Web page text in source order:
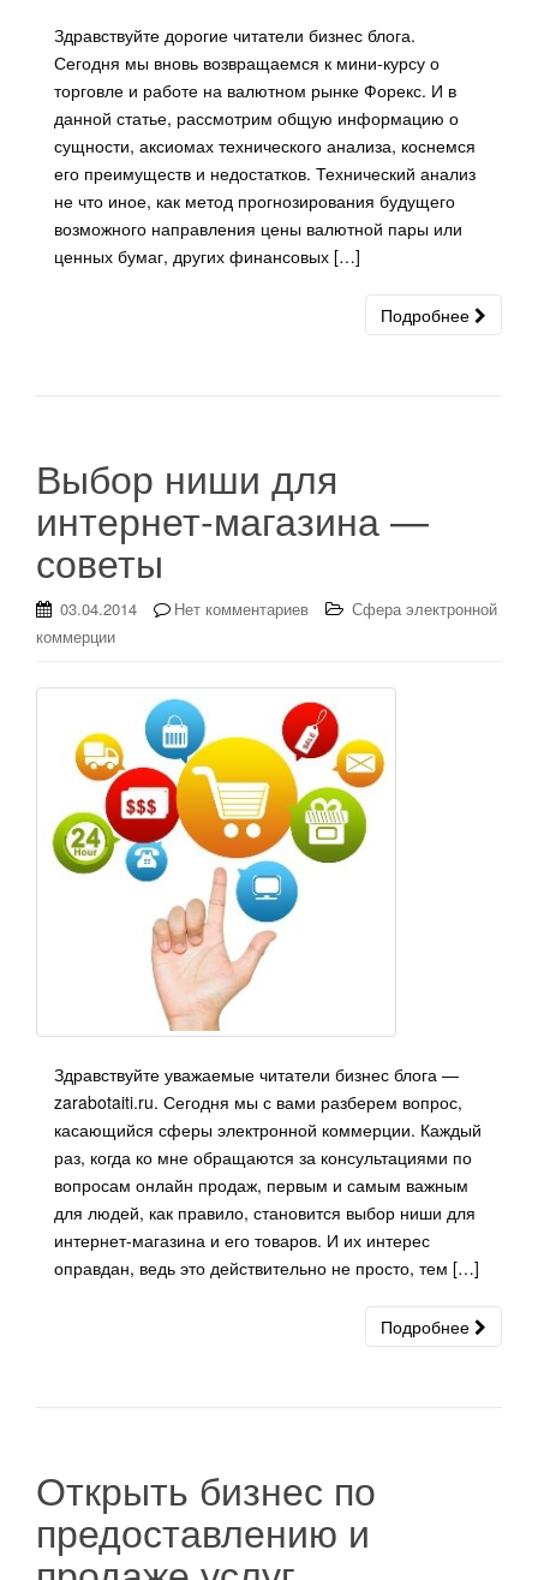
Здравствуйте дорогие читатели бизнес блога.
Сегодня мы вновь возвращаемся к мини-курсу о
торговле и работе на валютном рынке Форекс. И в
данной статье, рассмотрим общую информацию о
сущности, аксиомах технического анализа, коснемся
его преимуществ и недостатков. Технический анализ
не что иное, как метод прогнозирования будущего
возможного направления цены валютной пары или
ценных бумаг, других финансовых […]
Подробнее
Выбор ниши для
интернет-магазина —
советы
03.04.2014 Нет комментариев
Сфера электронной
коммерции
Здравствуйте уважаемые читатели бизнес блога —
zarabotaiti.ru. Сегодня мы с вами разберем вопрос,
касающийся сферы электронной коммерции. Каждый
раз, когда ко мне обращаются за консультациями по
вопросам онлайн продаж, первым и самым важным
для людей, как правило, становится выбор ниши для
интернет-магазина и его товаров. И их интерес
оправдан, ведь это действительно не просто, тем […]
Подробнее
Открыть бизнес по
предоставлению и